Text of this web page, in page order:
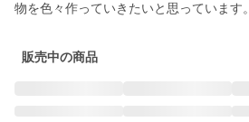
物を色々作っていきたいと思っています。
販売中の商品